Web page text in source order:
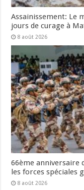
Assainissement: Le
jours de curage à
8 août 2026
66ème anniversaire
les forces spéciales
8 août 2026